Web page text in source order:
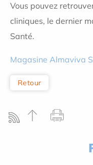
Vous pouvez
cliniques, le dernier
Santé.
Magasine Almaviva
Retour